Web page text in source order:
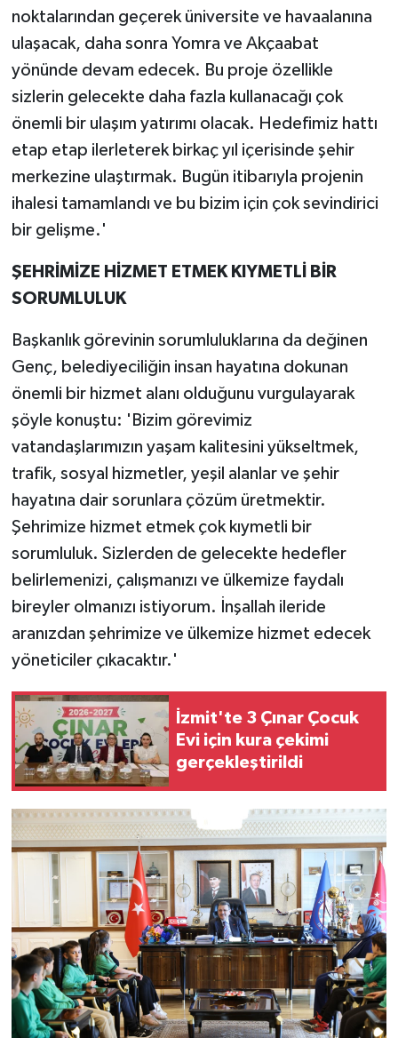
noktalarından geçerek üniversite ve havaalanına
ulaşacak, daha sonra Yomra ve Akçaabat
yönünde devam edecek. Bu proje özellikle
sizlerin gelecekte daha fazla kullanacağı çok
önemli bir ulaşım yatırımı olacak. Hedefimiz hattı
etap etap ilerleterek birkaç yıl içerisinde şehir
merkezine ulaştırmak. Bugün itibarıyla projenin
ihalesi tamamlandı ve bu bizim için çok sevindirici
bir gelişme.'
ŞEHRİMİZE HİZMET ETMEK KIYMETLİ BİR
SORUMLULUK
Başkanlık görevinin sorumluluklarına da değinen
Genç, belediyeciliğin insan hayatına dokunan
önemli bir hizmet alanı olduğunu vurgulayarak
şöyle konuştu: 'Bizim görevimiz
vatandaşlarımızın yaşam kalitesini yükseltmek,
trafik, sosyal hizmetler, yeşil alanlar ve şehir
hayatına dair sorunlara çözüm üretmektir.
Şehrimize hizmet etmek çok kıymetli bir
sorumluluk. Sizlerden de gelecekte hedefler
belirlemenizi, çalışmanızı ve ülkemize faydalı
bireyler olmanızı istiyorum. İnşallah ileride
aranızdan şehrimize ve ülkemize hizmet edecek
yöneticiler çıkacaktır.'
İzmit'te 3 Çınar Çocuk
Evi için kura çekimi
gerçekleştirildi